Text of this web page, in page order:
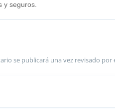
y seguros.
se publicará una vez revisado